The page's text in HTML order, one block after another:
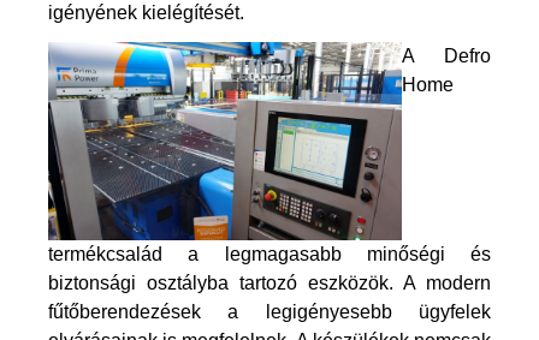
igényének kielégítését.
A Defro
Home
termékcsalád a legmagasabb minőségi és
biztonsági osztályba tartozó eszközök. A modern
fűtőberendezések a legigényesebb ügyfelek